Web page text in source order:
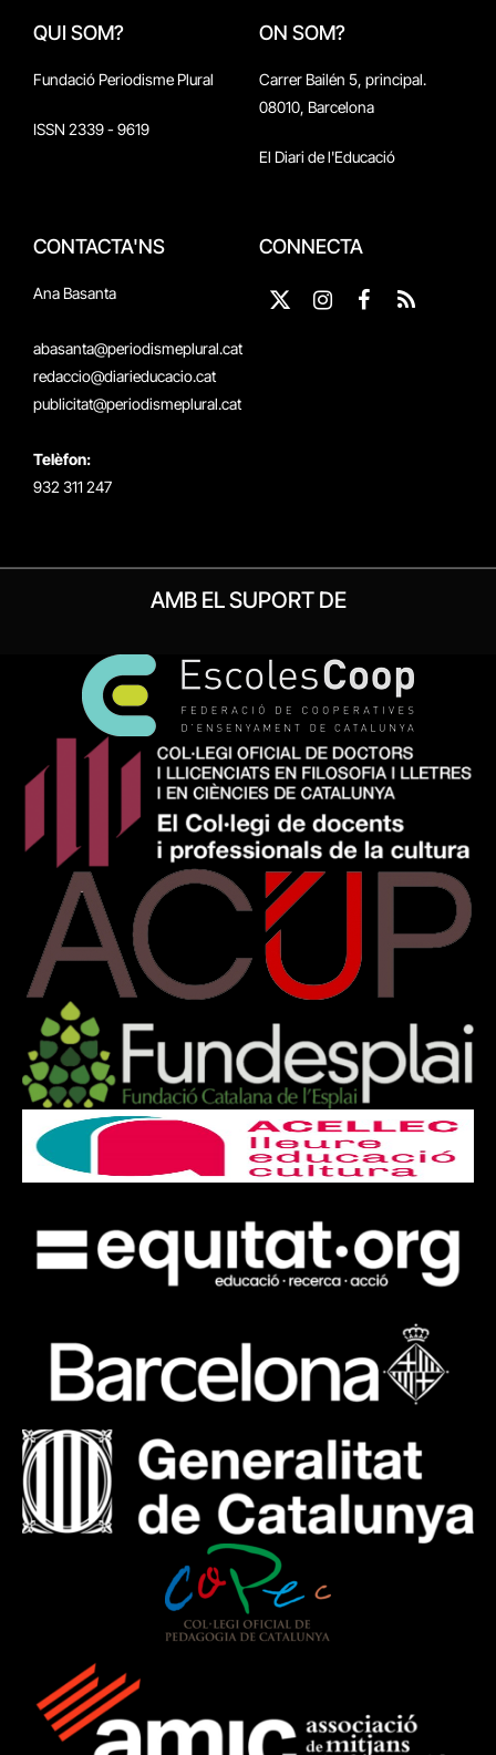
QUI SOM?
Fundació Periodisme Plural
ISSN 2339 - 9619
ON SOM?
Carrer Bailén 5, principal.
08010, Barcelona
El Diari de l'Educació
CONTACTA'NS
Ana Basanta
abasanta@periodismeplural.cat
redaccio@diarieducacio.cat
publicitat@periodismeplural.cat
Telèfon:
932 311 247
CONNECTA
X
Instagram
Facebook
RSS
AMB EL SUPORT DE